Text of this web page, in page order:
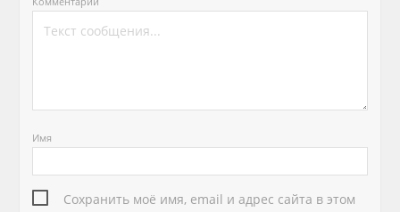
Имя
Сохранить моё имя, email и адрес сайта в этом